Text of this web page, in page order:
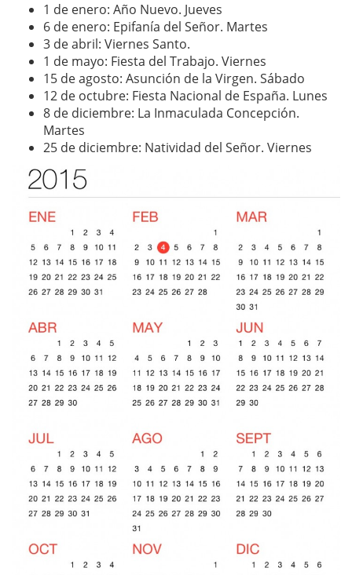
1 de enero: Año Nuevo. Jueves
6 de enero: Epifanía del Señor. Martes
3 de abril: Viernes Santo.
1 de mayo: Fiesta del Trabajo. Viernes
15 de agosto: Asunción de la Virgen. Sábado
12 de octubre: Fiesta Nacional de España. Lunes
8 de diciembre: La Inmaculada Concepción.
Martes
25 de diciembre: Natividad del Señor. Viernes